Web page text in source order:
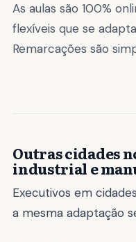
As aulas são 100%
flexíveis que se
Remarcações são
Outras cidades
industrial e
Executivos em
a mesma adaptação